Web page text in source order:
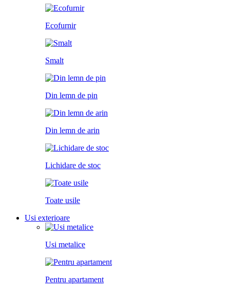
Ecofurnir
Smalt
Din lemn de pin
Din lemn de arin
Lichidare de stoc
Toate usile
Usi exterioare
Usi metalice
Pentru apartament